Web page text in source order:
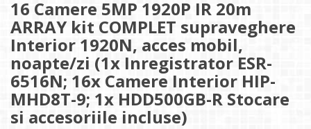
16 Camere 5MP 1920P IR 20m
ARRAY kit COMPLET supraveghere
Interior 1920N, acces mobil,
noapte/zi (1x Inregistrator ESR-
6516N; 16x Camere Interior HIP-
MHD8T-9; 1x HDD500GB-R Stocare
si accesoriile incluse)